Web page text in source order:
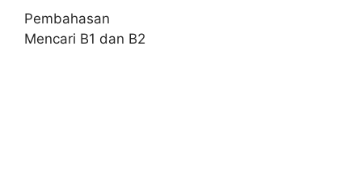
Pembahasan
Mencari B1 dan B2